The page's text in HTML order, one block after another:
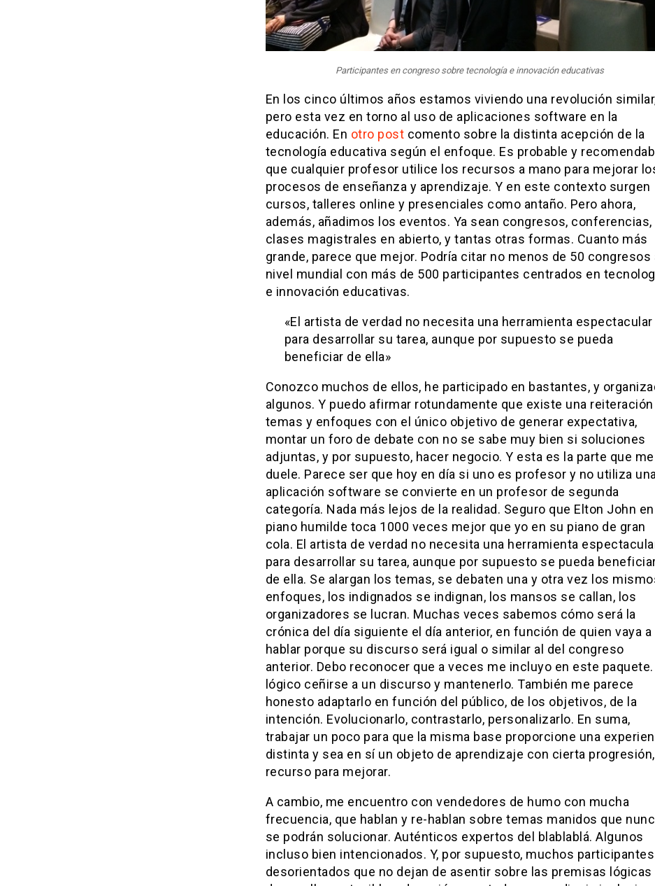
Participantes en congreso sobre tecnología e innovación educativas
En los cinco últimos años estamos viviendo una revolución
pero esta vez en torno al uso de aplicaciones software en la
educación. En otro post comento sobre la distinta acepción de la
tecnología educativa según el enfoque. Es probable y
que cualquier profesor utilice los recursos a mano para mejorar
procesos de enseñanza y aprendizaje. Y en este contexto surgen
cursos, talleres online y presenciales como antaño. Pero ahora,
además, añadimos los eventos. Ya sean congresos, conferencias,
clases magistrales en abierto, y tantas otras formas. Cuanto más
grande, parece que mejor. Podría citar no menos de 50 congresos
nivel mundial con más de 500 participantes centrados en
e innovación educativas.
«El artista de verdad no necesita una herramienta espectacular
para desarrollar su tarea, aunque por supuesto se pueda
beneficiar de ella»
Conozco muchos de ellos, he participado en bastantes, y
algunos. Y puedo afirmar rotundamente que existe una reiteración
temas y enfoques con el único objetivo de generar expectativa,
montar un foro de debate con no se sabe muy bien si soluciones
adjuntas, y por supuesto, hacer negocio. Y esta es la parte que me
duele. Parece ser que hoy en día si uno es profesor y no utiliza una
aplicación software se convierte en un profesor de segunda
categoría. Nada más lejos de la realidad. Seguro que Elton John
piano humilde toca 1000 veces mejor que yo en su piano de gran
cola. El artista de verdad no necesita una herramienta
para desarrollar su tarea, aunque por supuesto se pueda
de ella. Se alargan los temas, se debaten una y otra vez los
enfoques, los indignados se indignan, los mansos se callan, los
organizadores se lucran. Muchas veces sabemos cómo será la
crónica del día siguiente el día anterior, en función de quien vaya a
hablar porque su discurso será igual o similar al del congreso
anterior. Debo reconocer que a veces me incluyo en este paquete.
lógico ceñirse a un discurso y mantenerlo. También me parece
honesto adaptarlo en función del público, de los objetivos, de la
intención. Evolucionarlo, contrastarlo, personalizarlo. En suma,
trabajar un poco para que la misma base proporcione una
distinta y sea en sí un objeto de aprendizaje con cierta
recurso para mejorar.
A cambio, me encuentro con vendedores de humo con mucha
frecuencia, que hablan y re-hablan sobre temas manidos que
se podrán solucionar. Auténticos expertos del blablablá. Algunos
incluso bien intencionados. Y, por supuesto, muchos participantes
desorientados que no dejan de asentir sobre las premisas lógicas